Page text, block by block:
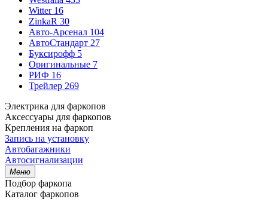
Witter 16
ZinkaR 30
Авто-Арсенал 104
АвтоСтандарт 27
Буксирофф 5
Оригинальные 7
РИФ 16
Трейлер 269
Электрика для фаркопов
Аксессуары для фаркопов
Крепления на фаркоп
Запись на установку
Автобагажники
Автосигнализации
Меню
Подбор фаркопа
Каталог фаркопов